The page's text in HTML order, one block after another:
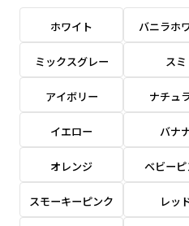
ホワイト バニラホ
ミックスグレー スミ
アイボリー ナチュ
イエロー バナ
オレンジ ベビーピ
スモーキーピンク レッ
入稿（AI／PSD）（要
］
弊社よりJPG画像をお
返事を頂いたあとに製
デザイン依頼［ +3,998
イルまたは、文章でお
名入れ［+999円］
文字のみの名入れが可
名入れ（要画像確認
弊社よりJPG画像をお
返事を頂いたあとに製
スリム
飾る場所に対して、標準
感じる場合や、立てる本
ちらです。
幅が15cm 狭くなってお
す。
スリム
飾る場所に対して、標準
感じる場合や、立てる本
ちらです。
幅が15cm 狭くなってお
す。
上左チチと
上右チチ
右棒袋縫い
（上と右）
上棒袋縫
（上のみ
ハトメ上4つ
（+1営業日）
ハトメ上
（+1営業
（上のみ） その他
※備考欄
1本（2分割
文字の間にスリ